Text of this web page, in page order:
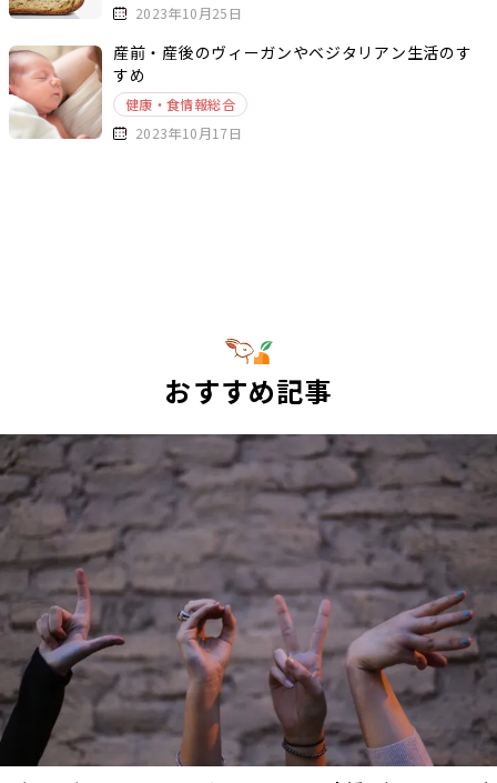
2023年10月25日
産前・産後のヴィーガンやベジタリアン生活のす
すめ
健康・食情報総合
2023年10月17日
おすすめ記事